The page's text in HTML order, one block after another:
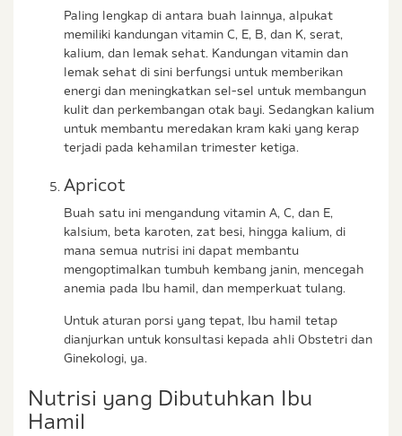
Paling lengkap di antara buah lainnya, alpukat
memiliki kandungan vitamin C, E, B, dan K, serat,
kalium, dan lemak sehat. Kandungan vitamin dan
lemak sehat di sini berfungsi untuk memberikan
energi dan meningkatkan sel-sel untuk membangun
kulit dan perkembangan otak bayi. Sedangkan kalium
untuk membantu meredakan kram kaki yang kerap
terjadi pada kehamilan trimester ketiga.
Apricot
Buah satu ini mengandung vitamin A, C, dan E,
kalsium, beta karoten, zat besi, hingga kalium, di
mana semua nutrisi ini dapat membantu
mengoptimalkan tumbuh kembang janin, mencegah
anemia pada Ibu hamil, dan memperkuat tulang.
Untuk aturan porsi yang tepat, Ibu hamil tetap
dianjurkan untuk konsultasi kepada ahli Obstetri dan
Ginekologi, ya.
Nutrisi yang Dibutuhkan Ibu
Hamil